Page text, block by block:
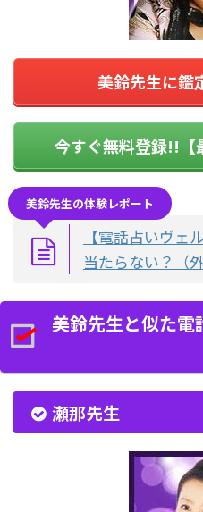
美鈴先生に鑑
今すぐ無料登録!!【
美鈴先生の体験レポート
【電話占いヴェ
当たらない？（
美鈴先生と似た電
瀬那先生